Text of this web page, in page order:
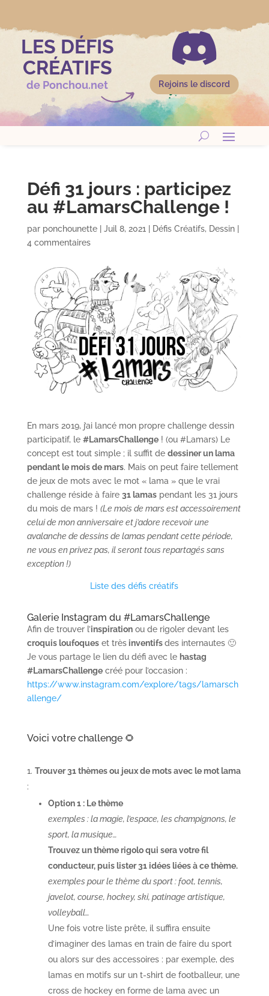
LES DÉFIS
CRÉATIFS
de Ponchou.net

Rejoins le discord
Défi 31 jours : participez
au #LamarsChallenge !
par ponchounette| Juil 8, 2021 Défis Créatifs, Dessin|
4 commentaires
En mars 2019, j’ai lancé mon propre challenge dessin
participatif, le #LamarsChallenge! (ou #Lamars) Le
concept est tout simple ; il suffit de dessiner un lama
pendant le mois de mars. Mais on peut faire tellement
de jeux de mots avec le mot « lama » que le vrai
challenge réside à faire 31 lamaspendant les 31 jours
du mois de mars ! (Le mois de mars est accessoirement
celui de mon anniversaire et j’adore recevoir une
avalanche de dessins de lamas pendant cette période,
ne vous en privez pas, il seront tous repartagés sans
exception !)
Liste des défis créatifs
Galerie Instagram du #LamarsChallenge
Afin de trouver l’inspirationou de rigoler devant les
croquis loufoqueset trèsinventifsdes internautes 🙂
Je vous partage le lien du défi avec le hastag
#LamarsChallengecréé pour l’occasion :
https://www.instagram.com/explore/tags/lamarsch
allenge/
Voici votre challenge 🌻
Trouver 31 thèmes ou jeux de mots avec le mot lama
:
Option 1 : Le thème
exemples : la magie, l’espace, les champignons, le
sport, la musique…
Trouvez un thème rigolo qui sera votre fil
conducteur, puis lister 31 idées liées à ce thème.
exemples pour le thème du sport : foot, tennis,
javelot, course, hockey, ski, patinage artistique,
volleyball…
Une fois votre liste prête, il suffira ensuite
d’imaginer des lamas en train de faire du sport
ou alors sur des accessoires : par exemple, des
lamas en motifs sur un t-shirt de footballeur, une
cross de hockey en forme de lama avec un